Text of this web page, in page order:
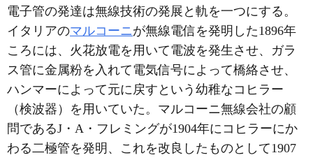
電子管の発達は無線技術の発展と軌を一つにする。
イタリアのマルコーニが無線電信を発明した1896年
ころには、火花放電を用いて電波を発生させ、ガラ
ス管に金属粉を入れて電気信号によって橋絡させ、
ハンマーによって元に戻すという幼稚なコヒラー
（検波器）を用いていた。マルコーニ無線会社の顧
問であるJ・A・フレミングが1904年にコヒラーにか
わる二極管を発明、これを改良したものとして1907